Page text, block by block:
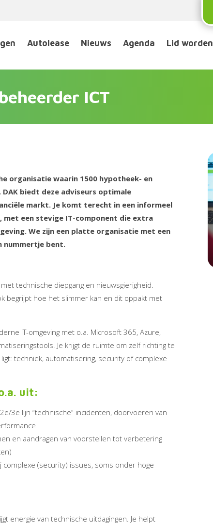
Autolease Nieuws Agenda Lid worden
ICT
organisatie waarin 1500 hypotheek- en
biedt deze adviseurs optimale
markt. Je komt terecht in een informeel
met een stevige IT-component die extra
We zijn een platte organisatie met een
nummertje bent.
technische diepgang en nieuwsgierigheid.
begrijpt hoe het slimmer kan en dit oppakt met
IT-omgeving met o.a. Microsoft 365, Azure,
Je krijgt de ruimte om zelf richting te
techniek, automatisering, security of complexe
uit:
3e lijn “technische” incidenten, doorvoeren van
en aandragen van voorstellen tot verbetering
complexe (security) issues, soms onder hoge
energie van technische uitdagingen. Je helpt